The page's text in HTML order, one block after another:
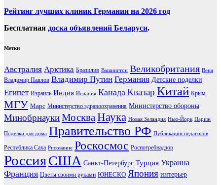
Рейтинг лучших клиник Германии на 2026 год
Бесплатная доска объявлений Беларуси.
Метки
Австралия Арктика Бразилия Вашингтон Великобритания Вена
Владимир Павлов Владимир Путин Германия Детские поделки
Египет Израиль Индия Испания Канада Квазар Китай Крым
МГУ Марс Министерство здравоохранения Министерство обороны
МинобрнаукиМоскваНаука Новая Зеландия Нью-Йорк Париж
Поделки для дома Правительство РФ Публикации педагогов
Республика Саха Рисование Роскосмос Роспотребнадзор
РоссияСША Санкт-Петербург Турция Украина
Франция Цветы своими руками ЮНЕСКО Япония интерьер